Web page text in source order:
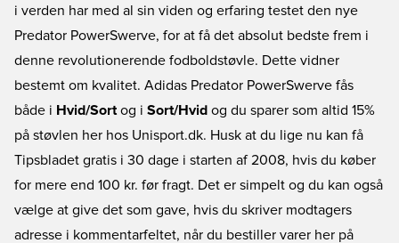
i verden har med al sin viden og erfaring testet den nye
Predator PowerSwerve, for at få det absolut bedste frem i
denne revolutionerende fodboldstøvle. Dette vidner
bestemt om kvalitet. Adidas Predator PowerSwerve fås
både i Hvid/Sort og i Sort/Hvid og du sparer som altid 15%
på støvlen her hos Unisport.dk. Husk at du lige nu kan få
Tipsbladet gratis i 30 dage i starten af 2008, hvis du køber
for mere end 100 kr. før fragt. Det er simpelt og du kan også
vælge at give det som gave, hvis du skriver modtagers
adresse i kommentarfeltet, når du bestiller varer her på